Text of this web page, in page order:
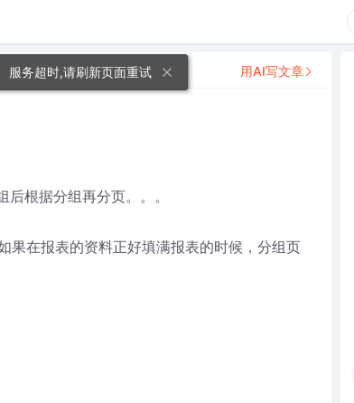
根据分组再分页。。。
果在报表的资料正好填满报表的时候，分组页
用AI写文章
服务超时,请刷新页面重试